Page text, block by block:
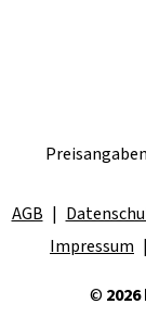
AGB
Impressum
©